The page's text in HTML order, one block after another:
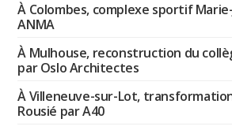
À Colombes, complexe sportif
ANMA
À Mulhouse, reconstruction du
par Oslo Architectes
À Villeneuve-sur-Lot,
Rousié par A40